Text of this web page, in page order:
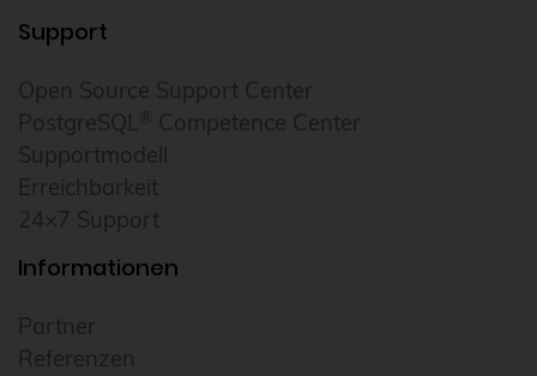
Support
Open Source Support Center
PostgreSQL ® Competence Center
Supportmodell
Erreichbarkeit
24×7 Support
Informationen
Partner
Referenzen